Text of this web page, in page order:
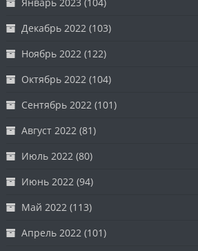
Декабрь 2022 (103)
Ноябрь 2022 (122)
Октябрь 2022 (104)
Сентябрь 2022 (101)
Август 2022 (81)
Июль 2022 (80)
Июнь 2022 (94)
Май 2022 (113)
Апрель 2022 (101)